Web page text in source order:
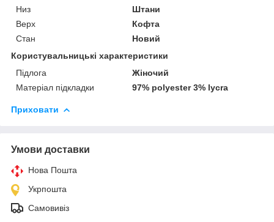
Низ
Штани
Верх
Кофта
Стан
Новий
Користувальницькі характеристики
Підлога
Жіночий
Матеріал підкладки
97% polyester 3% lycra
Приховати
Умови доставки
Нова Пошта
Укрпошта
Самовивіз